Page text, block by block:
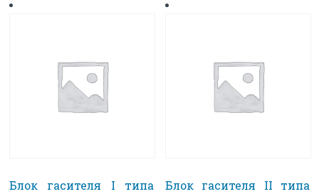
Блок гасителя I типа
Блок гасителя II типа